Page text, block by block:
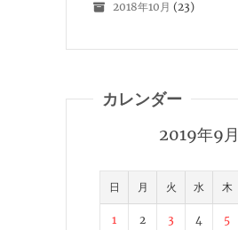
2018年10月 (23)
カレンダー
2019年9月
日 月 火 水 木
1 2 3 4 5